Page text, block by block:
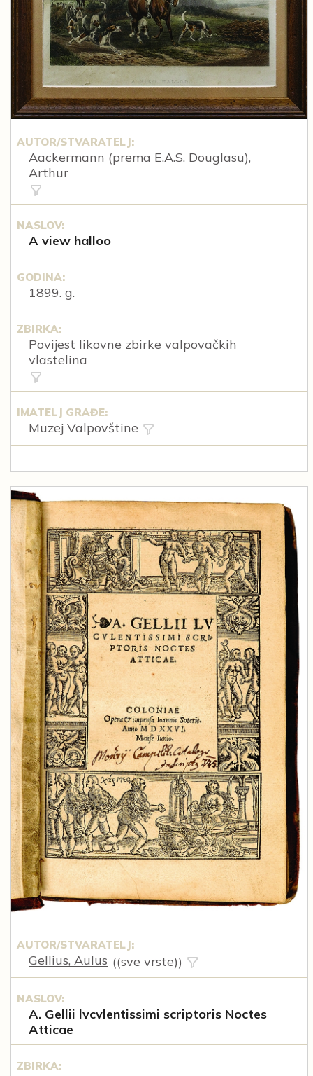
AUTOR/STVARATELJ:
Aackermann (prema E.A.S. Douglasu),
Arthur
NASLOV:
A view halloo
GODINA:
1899. g.
ZBIRKA:
Povijest likovne zbirke valpovačkih
vlastelina
IMATELJ GRAĐE:
Muzej Valpovštine
AUTOR/STVARATELJ:
Gellius, Aulus ((sve vrste))
NASLOV:
A. Gellii lvcvlentissimi scriptoris Noctes
Atticae
ZBIRKA: